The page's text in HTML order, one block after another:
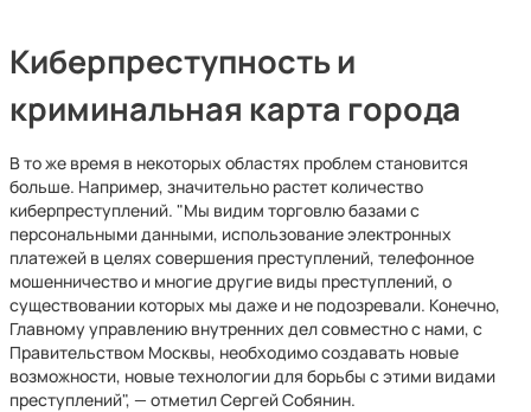
Киберпреступность и
криминальная карта города
В то же время в некоторых областях проблем становится
больше. Например, значительно растет количество
киберпреступлений. "Мы видим торговлю базами с
персональными данными, использование электронных
платежей в целях совершения преступлений, телефонное
мошенничество и многие другие виды преступлений, о
существовании которых мы даже и не подозревали. Конечно,
Главному управлению внутренних дел совместно с нами, с
Правительством Москвы, необходимо создавать новые
возможности, новые технологии для борьбы с этими видами
преступлений", — отметил Сергей Собянин.